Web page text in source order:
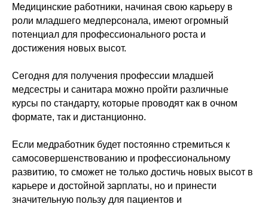
Медицинские работники, начиная свою карьеру в
роли младшего медперсонала, имеют огромный
потенциал для профессионального роста и
достижения новых высот.
Сегодня для получения профессии младшей
медсестры и санитара можно пройти различные
курсы по стандарту, которые проводят как в очном
формате, так и дистанционно.
Если медработник будет постоянно стремиться к
самосовершенствованию и профессиональному
развитию, то сможет не только достичь новых высот в
карьере и достойной зарплаты, но и принести
значительную пользу для пациентов и